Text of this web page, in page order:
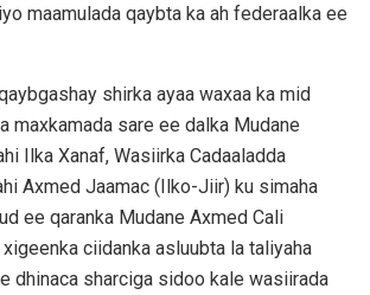
maamulada qaybta ka ah federaalka ee
shirka ayaa waxaa ka mid
maxkamada sare ee dalka Mudane
Ilka Xanaf, Wasiirka Cadaaladda
Axmed Jaamac (Ilko-Jiir) ku simaha
ee qaranka Mudane Axmed Cali
ciidanka asluubta la taliyaha
dhinaca sharciga sidoo kale wasiirada